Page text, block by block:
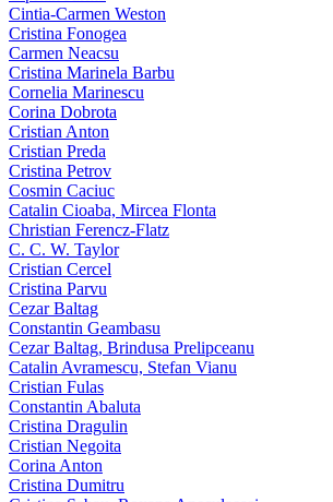
Cintia-Carmen Weston
Cristina Fonogea
Carmen Neacsu
Cristina Marinela Barbu
Cornelia Marinescu
Corina Dobrota
Cristian Anton
Cristian Preda
Cristina Petrov
Cosmin Caciuc
Catalin Cioaba, Mircea Flonta
Christian Ferencz-Flatz
C. C. W. Taylor
Cristian Cercel
Cristina Parvu
Cezar Baltag
Constantin Geambasu
Cezar Baltag, Brindusa Prelipceanu
Catalin Avramescu, Stefan Vianu
Cristian Fulas
Constantin Abaluta
Cristina Dragulin
Cristian Negoita
Corina Anton
Cristina Dumitru